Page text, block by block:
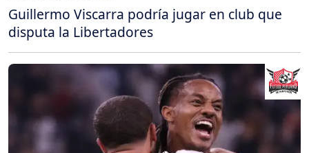
Guillermo Viscarra podría jugar en club que
disputa la Libertadores